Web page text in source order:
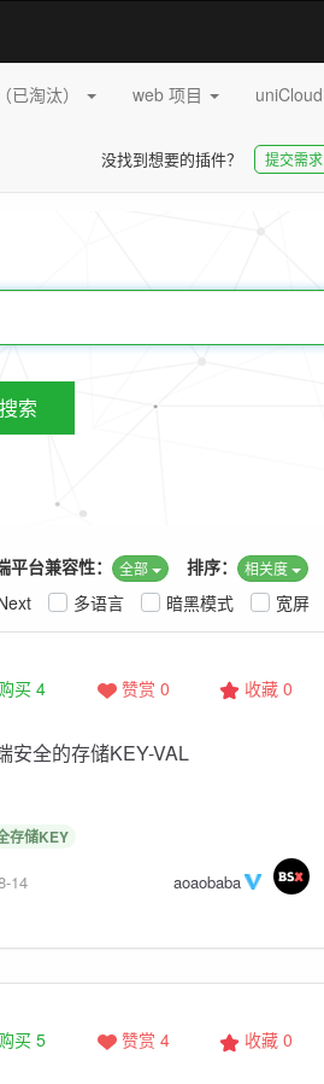
已淘汰） web 项目 uniCloud
没找到想要的插件？ 提交需求
搜索
排序： 相关度
平台兼容性： 全部
宽屏
暗黑模式
多语言
收藏 0
赞赏 0
购买 4
安全的存储KEY-VAL
存储KEY
14 aoaobaba
收藏 0
赞赏 4
购买 5